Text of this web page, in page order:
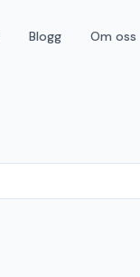
Blogg Om oss